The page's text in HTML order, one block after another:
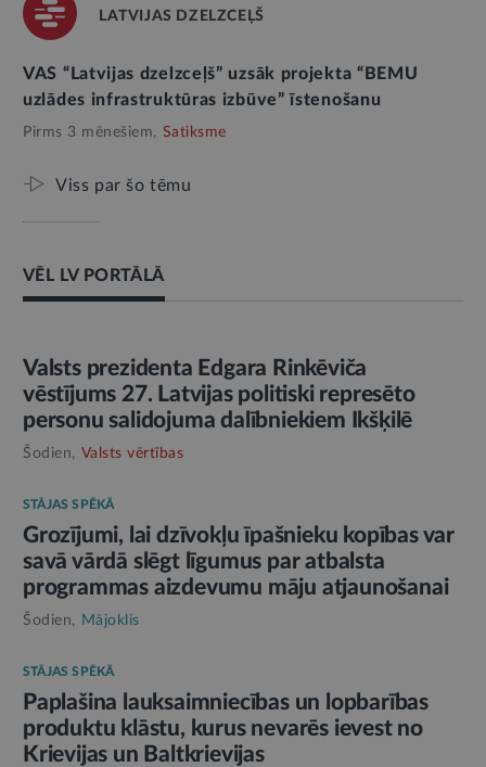
LATVIJAS DZELZCEĻŠ
VAS “Latvijas dzelzceļš” uzsāk projekta “BEMU
uzlādes infrastruktūras izbūve” īstenošanu
Pirms 3 mēnešiem, Satiksme
Viss par šo tēmu
VĒL LV PORTĀLĀ
AMATPERSONAS RUNA
Valsts prezidenta Edgara Rinkēviča
vēstījums 27. Latvijas politiski represēto
personu salidojuma dalībniekiem Ikšķilē
Šodien, Valsts vērtības
STĀJAS SPĒKĀ
Grozījumi, lai dzīvokļu īpašnieku kopības var
savā vārdā slēgt līgumus par atbalsta
programmas aizdevumu māju atjaunošanai
Šodien, Mājoklis
STĀJAS SPĒKĀ
Paplašina lauksaimniecības un lopbarības
produktu klāstu, kurus nevarēs ievest no
Krievijas un Baltkrievijas